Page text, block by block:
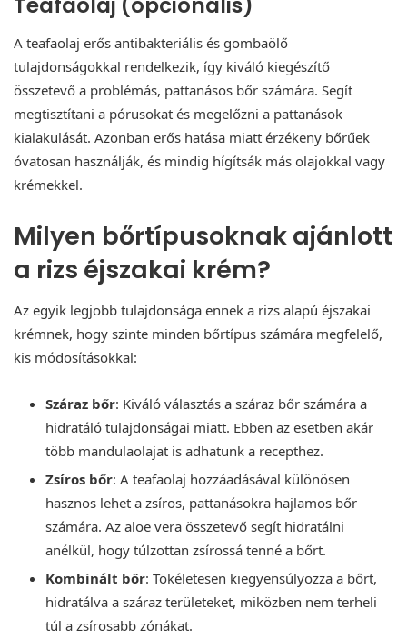
A teafaolaj erős antibakteriális és gombaölő
tulajdonságokkal rendelkezik, így kiváló kiegészítő
összetevő a problémás, pattanásos bőr számára. Segít
megtisztítani a pórusokat és megelőzni a pattanások
kialakulását. Azonban erős hatása miatt érzékeny bőrűek
óvatosan használják, és mindig hígítsák más olajokkal vagy
krémekkel.
Milyen bőrtípusoknak ajánlott
a rizs éjszakai krém?
Az egyik legjobb tulajdonsága ennek a rizs alapú éjszakai
krémnek, hogy szinte minden bőrtípus számára megfelelő,
kis módosításokkal:
Száraz bőr: Kiváló választás a száraz bőr számára a
hidratáló tulajdonságai miatt. Ebben az esetben akár
több mandulaolajat is adhatunk a recepthez.
Zsíros bőr: A teafaolaj hozzáadásával különösen
hasznos lehet a zsíros, pattanásokra hajlamos bőr
számára. Az aloe vera összetevő segít hidratálni
anélkül, hogy túlzottan zsírossá tenné a bőrt.
Kombinált bőr: Tökéletesen kiegyensúlyozza a bőrt,
hidratálva a száraz területeket, miközben nem terheli
túl a zsírosabb zónákat.